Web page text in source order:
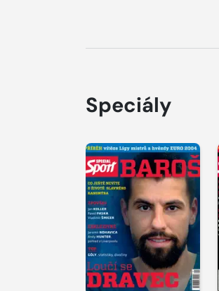
Speciály